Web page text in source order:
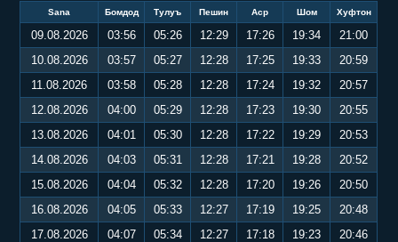
Sana Бомдод Тулуъ Пешин Аср Шом Хуфтон
09.08.2026 03:56 05:26 12:29 17:26 19:34
21:00
10.08.2026
03:57 05:27 12:28 17:25 19:33
20:59
11.08.2026
03:58 05:28 12:28 17:24 19:32
20:57
12.08.2026
04:00 05:29 12:28 17:23 19:30
20:55
13.08.2026
04:01 05:30 12:28 17:22 19:29
20:53
14.08.2026
04:03 05:31 12:28 17:21 19:28
20:52
15.08.2026
04:04 05:32 12:28 17:20 19:26
20:50
16.08.2026
04:05 05:33 12:27 17:19 19:25
20:48
17.08.2026
04:07 05:34 12:27 17:18 19:23
20:46